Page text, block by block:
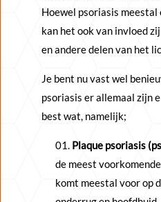
Hoewel psoriasis meestal
kan het ook van invloed
en andere delen van het
Je bent nu vast wel
psoriasis er allemaal zijn
best wat, namelijk;
Plaque psoriasis
de meest
komt meestal voor op